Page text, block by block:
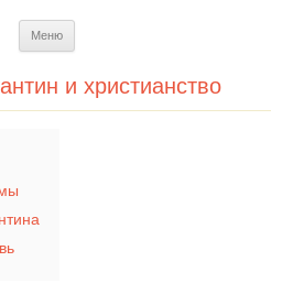
Меню
и христианство